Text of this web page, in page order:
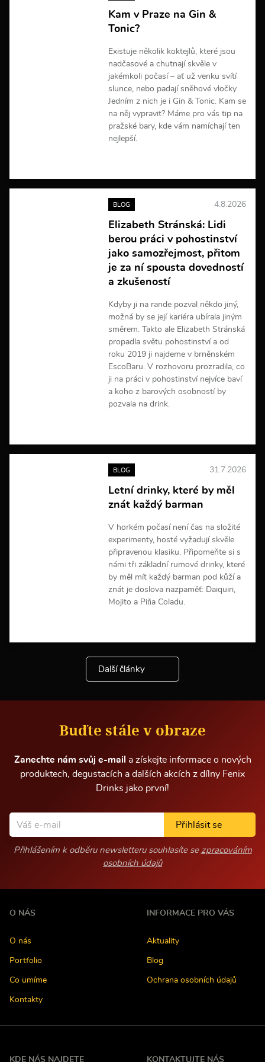
Kam v Praze na Gin &
Tonic?
Existuje několik koktejlů, které jsou
nadčasové a chutnají skvěle v
jakémkoli počasí – ať už venku svítí
slunce, nebo padají sněhové vločky.
Jedním z nich je i Gin & Tonic. Kam se
na něj vypravit? Máme pro vás tip na
pražské bary, kde vám namíchají ten
nejlepší.
e
i
f
o
r
a
c
BLOG 4.8.2026
Elizabeth Stránská: Lidi
berou práci v pohostinství
jako samozřejmost, přitom
je za ní spousta dovedností
a zkušeností
Kdyby ji na rande pozval někdo jiný,
možná by se její kariéra ubírala jiným
směrem. Takto ale Elizabeth Stránská
propadla světu pohostinství a od
roku 2019 ji najdeme v brněnském
EscoBaru. V rozhovoru prozradila, co
ji na práci v pohostinství nejvíce baví
a koho z barových osobností by
pozvala na drink.
e
i
f
o
m
a
c
í
BLOG 31.7.2026
Letní drinky, které by měl
znát každý barman
V horkém počasí není čas na složité
experimenty, hosté vyžadují skvěle
připravenou klasiku. Připomeňte si s
námi tři základní rumové drinky, které
by měl mít každý barman pod kůží a
znát je doslova nazpaměť: Daiquiri,
Mojito a Piña Coladu.
e
i
n
o
m
a
Další články
Buďte stále v obraze
Zanechte nám svůj e-mail
a získejte informace o nových
produktech, degustacích a dalších akcích z dílny Fenix
Drinks jako první!
Přihlásit se
Přihlášením k odběru newsletteru souhlasíte se zpracováním
osobních údajů
O NÁS
O nás
Portfolio
Co umíme
Kontakty
INFORMACE PRO VÁS
Aktuality
Blog
Ochrana osobních údajů
KDE NÁS NAJDETE KONTAKTUJTE NÁS